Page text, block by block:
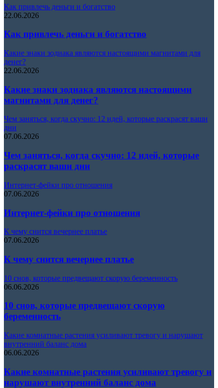
Как привлечь деньги и богатство
22.06.2026
Как привлечь деньги и богатство
Какие знаки зодиака являются настоящими магнитами для
денег?
22.06.2026
Какие знаки зодиака являются настоящими
магнитами для денег?
Чем заняться, когда скучно: 12 идей, которые раскрасят ваши
дни
07.06.2026
Чем заняться, когда скучно: 12 идей, которые
раскрасят ваши дни
Интернет-фейки про отношения
07.06.2026
Интернет-фейки про отношения
К чему снится вечернее платье
07.06.2026
К чему снится вечернее платье
10 снов, которые предвещают скорую беременность
06.06.2026
10 снов, которые предвещают скорую
беременность
Какие комнатные растения усиливают тревогу и нарушают
внутренний баланс дома
06.06.2026
Какие комнатные растения усиливают тревогу и
нарушают внутренний баланс дома